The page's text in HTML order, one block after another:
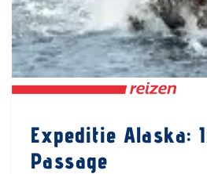
Expeditie Alaska:
Passage